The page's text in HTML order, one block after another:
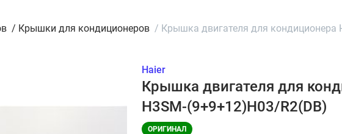
/ Крышки для кондиционеров / Крышка двигателя для кондиционера
Haier
Крышка двигателя для
H3SM-(9+9+12)H03/R2(DB)
ОРИГИНАЛ